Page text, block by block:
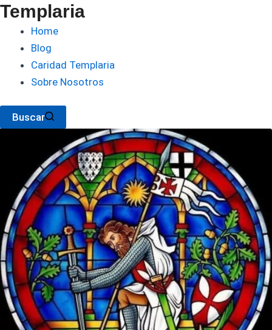
Templaria
Home
Blog
Caridad Templaria
Sobre Nosotros
Buscar